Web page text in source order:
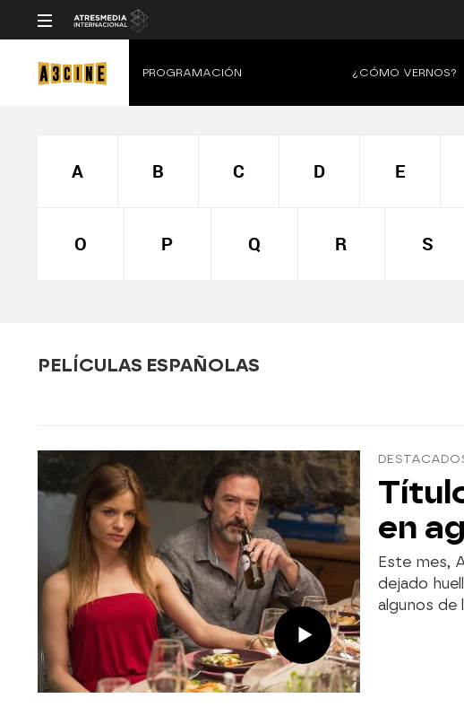
PROGRAMACIÓN ¿CÓMO VERNOS?
A B C D E
O P Q R S
PELÍCULAS ESPAÑOLAS
en
Este mes,
dejado
algunos de